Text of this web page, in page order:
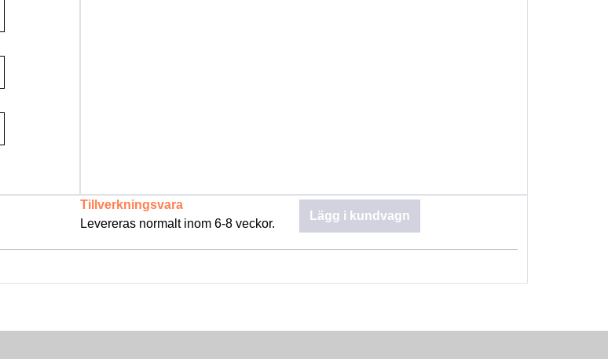
Tillverkningsvara
Levereras normalt inom 6-8 veckor.
Lägg i kundvagn